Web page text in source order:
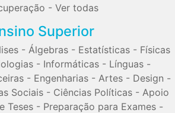
- Ver todas
Superior
- Álgebras - Estatísticas - Físicas
- Informáticas- Línguas-
- Engenharias- Artes- Design -
Sociais - Ciências Políticas - Apoio
Teses - Preparação para Exames -